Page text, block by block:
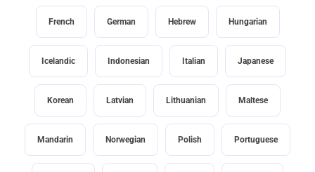
French German Hebrew Hungarian
Icelandic Indonesian Italian Japanese
Korean Latvian Lithuanian Maltese
Mandarin Norwegian Polish Portuguese